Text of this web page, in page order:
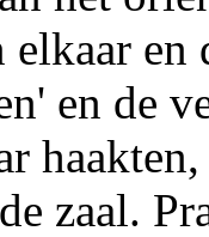
elkaar
en de
zaal.